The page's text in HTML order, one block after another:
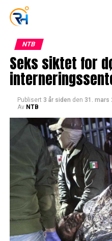
NTB
Seks siktet for
Publisert 3 år siden den 31. mars
Av NTB